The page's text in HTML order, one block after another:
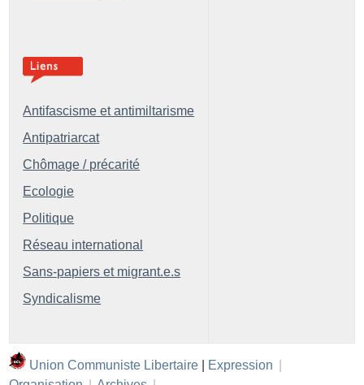
Antifascisme et antimiltarisme
Antipatriarcat
Chômage / précarité
Ecologie
Politique
Réseau international
Sans-papiers et migrant.e.s
Syndicalisme
Union Communiste Libertaire Expression